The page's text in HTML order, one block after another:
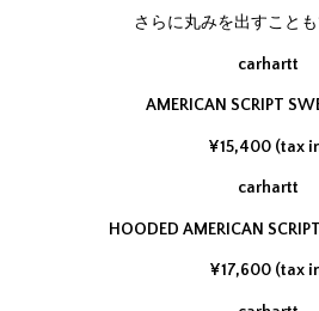
さらに丸みを出すことも
carhartt
AMERICAN SCRIPT
¥15,400 (tax
carhartt
HOODED AMERICAN
¥17,600 (tax